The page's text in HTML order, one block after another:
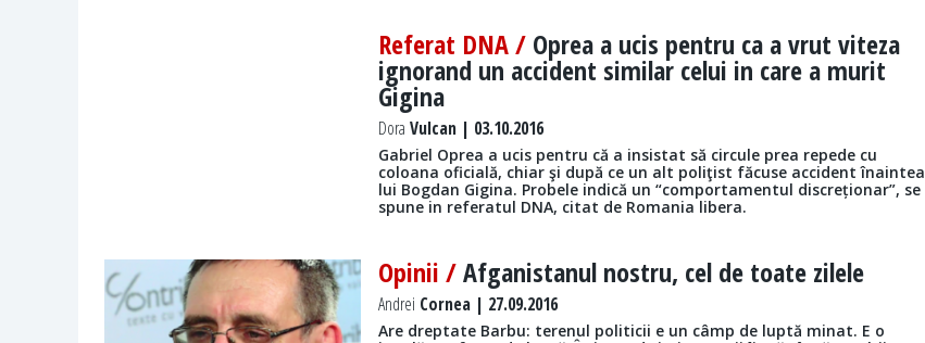
Referat DNA / Oprea a ucis pentru ca a vrut viteza
ignorand un accident similar celui in care a murit
Gigina
Dora Vulcan | 03.10.2016
Gabriel Oprea a ucis pentru că a insistat să circule prea repede cu
coloana oficială, chiar şi după ce un alt poliţist făcuse accident înaintea
lui Bogdan Gigina. Probele indică un “comportamentul discreționar”, se
spune in referatul DNA, citat de Romania libera.
Opinii /Afganistanul nostru, cel de toate zilele
Andrei Cornea | 27.09.2016
Are dreptate Barbu: terenul politicii e un câmp de luptă minat. E o